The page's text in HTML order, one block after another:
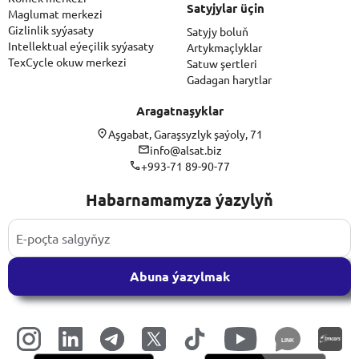
Maglumat merkezi
Gizlinlik syýasaty
Intellektual eýeçilik syýasaty
TexCycle okuw merkezi
Satyjylar üçin
Satyjy boluň
Artykmaçlyklar
Satuw şertleri
Gadagan harytlar
Aragatnaşyklar
Aşgabat, Garaşsyzlyk şaýoly, 71
info@alsat.biz
+993-71 89-90-77
Habarnamamyza ýazylyň
Abuna ýazylmak
LINK